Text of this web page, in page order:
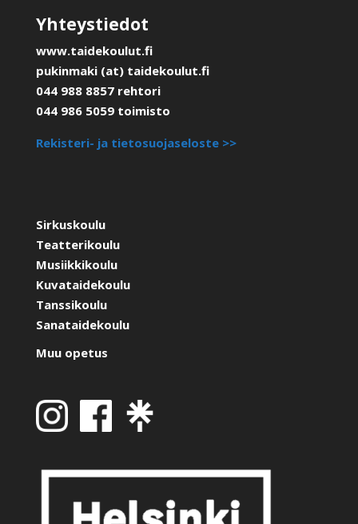
Yhteystiedot
www.taidekoulut.fi
pukinmaki (at) taidekoulut.fi
044 988 8857 rehtori
044 986 5059 toimisto
Rekisteri- ja tietosuojaseloste >>
Sirkuskoulu
Teatterikoulu
Musiikkikoulu
Kuvataidekoulu
Tanssikoulu
Sanataidekoulu
Muu opetus